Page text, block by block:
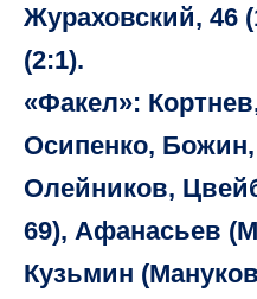
Жураховский, 46
(2:1).
«Факел»:
Осипенко, Божин,
Олейников,
69), Афанасьев
Кузьмин